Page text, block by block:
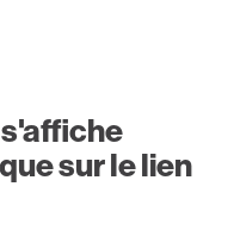
sur le lien